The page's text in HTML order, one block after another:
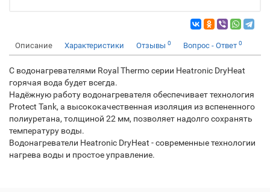
Описание Характеристики Отзывы 0 Вопрос - Ответ 0
С водонагревателями Royal Thermo серии Heatronic DryHeat
горячая вода будет всегда.
Надёжную работу водонагревателя обеспечивает технология
Protect Tank, а высококачественная изоляция из вспененного
полиуретана, толщиной 22 мм, позволяет надолго сохранять
температуру воды.
Водонагреватели Heatronic DryHeat - современные технологии
нагрева воды и простое управление.